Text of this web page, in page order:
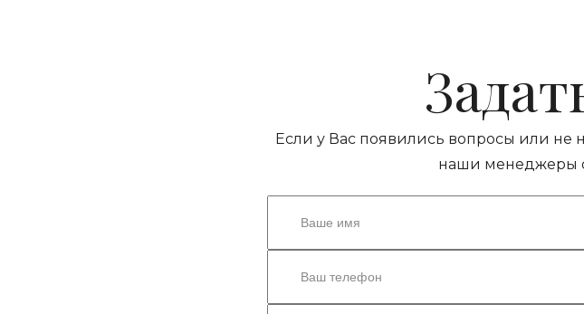
Если у Вас появились вопросы или не
наши менеджеры